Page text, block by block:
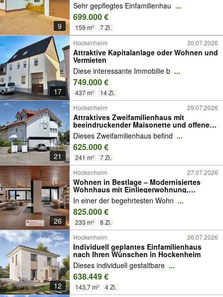
9
Sehr gepflegtes Einfamilienhau ...
699.000 €
159 m² 7 Zi.
17
Hockenheim 30.07.2026
Attraktive Kapitalanlage oder Wohnen und
Vermieten
Diese interessante Immobilie b ...
749.000 €
437 m² 14 Zi.
21
Hockenheim 29.07.2026
Attraktives Zweifamilienhaus mit
beeindruckender Maisonette und offenem
Wohnbereich
Dieses Zweifamilienhaus befind ...
625.000 €
241 m² 7 Zi.
26
Hockenheim 27.07.2026
Wohnen in Bestlage – Modernisiertes
Wohnhaus mit Einliegerwohnung,
Dachterrasse und Garten
In einer der begehrtesten Wohn ...
825.000 €
233 m² 8 Zi.
12
Hockenheim 26.07.2026
Individuell geplantes Einfamilienhaus
nach Ihren Wünschen in Hockenheim
Dieses individuell gestaltbare ...
638.449 €
143,7 m² 4 Zi.